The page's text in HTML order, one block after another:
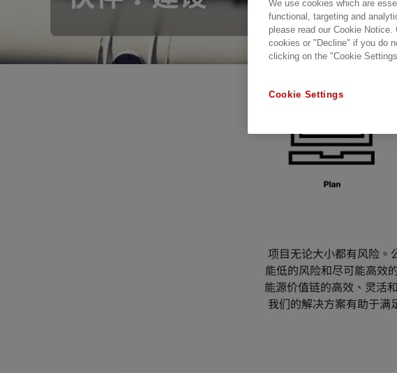
项目无论大小都有风险。
能低的风险和尽可能高效
能源价值链的高效、灵活
我们的解决方案有助于满
We use cookies which are
functional, targeting and
please read our Cookie
cookies or "Decline" if you do
clicking on the "Cookie
Cookie Settings